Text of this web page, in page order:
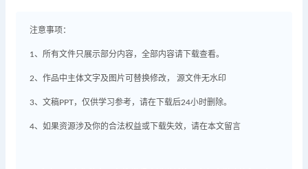
注意事项：
1、所有文件只展示部分内容，全部内容请下载查看。
2、作品中主体文字及图片可替换修改， 源文件无水印
3、文稿PPT，仅供学习参考，请在下载后24小时删除。
4、如果资源涉及你的合法权益或下载失效，请在本文留言